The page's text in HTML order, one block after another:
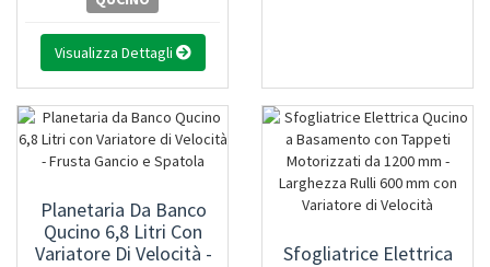
Visualizza Dettagli
Planetaria Da Banco
Qucino 6,8 Litri Con
Variatore Di Velocità -
Sfogliatrice Elettrica